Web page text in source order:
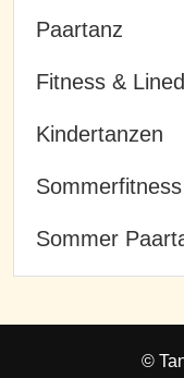
Paartanz
Fitness &
Kindertanzen
Sommerfitness
Sommer
©